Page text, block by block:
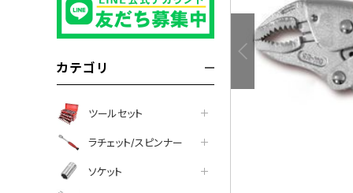
カテゴリ
ツールセット
ラチェット/スピンナー
ソケット